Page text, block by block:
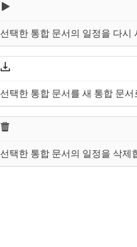
선택한 통합 문서의 일정을 다시
선택한 통합 문서를 새 통합 문
선택한 통합 문서의 일정을 삭제